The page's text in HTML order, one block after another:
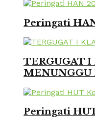
Peringati
TERGUGAT
MENUNGGU
Peringati